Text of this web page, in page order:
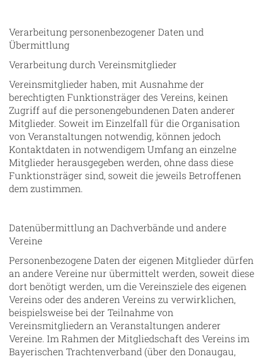
Verarbeitung personenbezogener Daten und
Übermittlung
Verarbeitung durch Vereinsmitglieder
Vereinsmitglieder haben, mit Ausnahme der
berechtigten Funktionsträger des Vereins, keinen
Zugriff auf die personengebundenen Daten anderer
Mitglieder. Soweit im Einzelfall für die Organisation
von Veranstaltungen notwendig, können jedoch
Kontaktdaten in notwendigem Umfang an einzelne
Mitglieder herausgegeben werden, ohne dass diese
Funktionsträger sind, soweit die jeweils Betroffenen
dem zustimmen.
Datenübermittlung an Dachverbände und andere
Vereine
Personenbezogene Daten der eigenen Mitglieder dürfen
an andere Vereine nur übermittelt werden, soweit diese
dort benötigt werden, um die Vereinsziele des eigenen
Vereins oder des anderen Vereins zu verwirklichen,
beispielsweise bei der Teilnahme von
Vereinsmitgliedern an Veranstaltungen anderer
Vereine. Im Rahmen der Mitgliedschaft des Vereins im
Bayerischen Trachtenverband (über den Donaugau,